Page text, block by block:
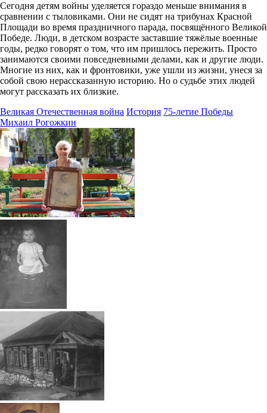
Сегодня детям войны уделяется гораздо меньше внимания в
сравнении с тыловиками. Они не сидят на трибунах Красной
Площади во время праздничного парада, посвящённого Великой
Победе. Люди, в детском возрасте заставшие тяжёлые военные
годы, редко говорят о том, что им пришлось пережить. Просто
занимаются своими повседневными делами, как и другие люди.
Многие из них, как и фронтовики, уже ушли из жизни, унеся за
собой свою нерассказанную историю. Но о судьбе этих людей
могут рассказать их близкие.
Великая Отечественная война История 75-летие Победы
Михаил Рогожкин